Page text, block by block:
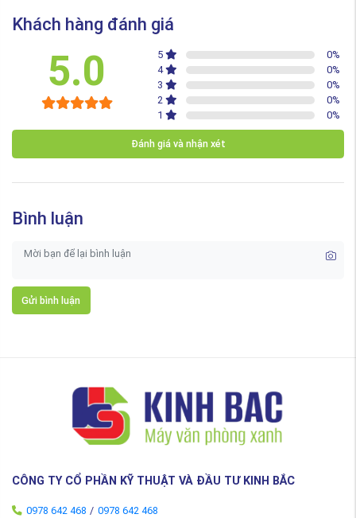
Khách hàng đánh giá
5.0 5 0%
4
0%
3
0%
2
0%
1
0%
Đánh giá và nhận xét
Bình luận
Gửi bình luận
CÔNG TY CỔ PHẦN KỸ THUẬT VÀ ĐẦU TƯ KINH BẮC
0978 642 468 / 0978 642 468